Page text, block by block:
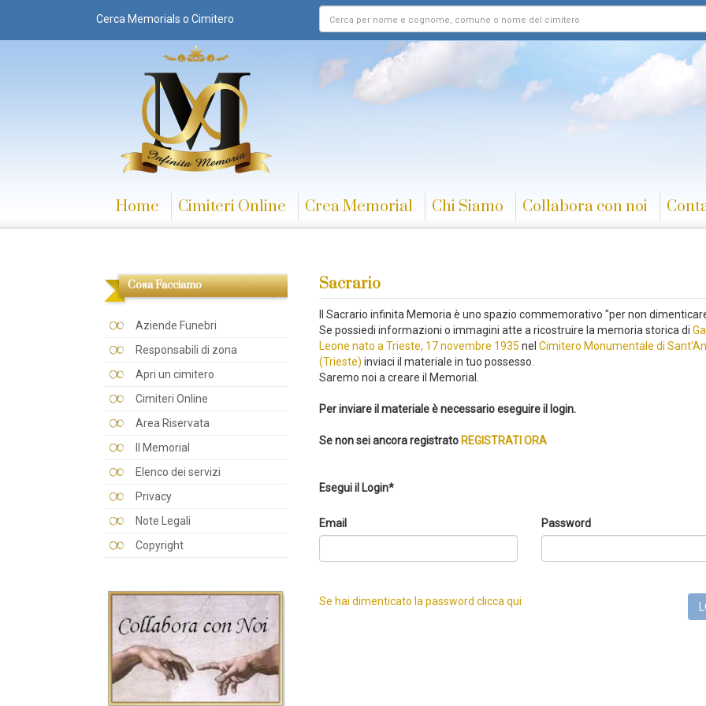
Cerca Memorials o Cimitero
Home Cimiteri Online Crea Memorial Chi Siamo Collabora con noi
Cosa Facciamo
Aziende Funebri
Responsabili di zona
Apri un cimitero
Cimiteri Online
Area Riservata
Il Memorial
Elenco dei servizi
Privacy
Note Legali
Copyright
Sacrario
Il Sacrario infinita Memoria è uno spazio commemorativo "per non
Se possiedi informazioni o immagini atte a ricostruire la memoria storica di
Leone nato a Trieste, 17 novembre 1935 nel Cimitero Monumentale di
(Trieste) inviaci il materiale in tuo possesso.
Saremo noi a creare il Memorial.
Per inviare il materiale è necessario eseguire il login.
Se non sei ancora registrato REGISTRATI ORA
Esegui il Login*
Email Password
Se hai dimenticato la password clicca qui